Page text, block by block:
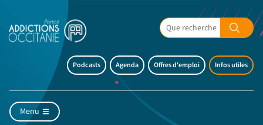
Podcasts Agenda Offres d'emploi Infos utiles
Menu